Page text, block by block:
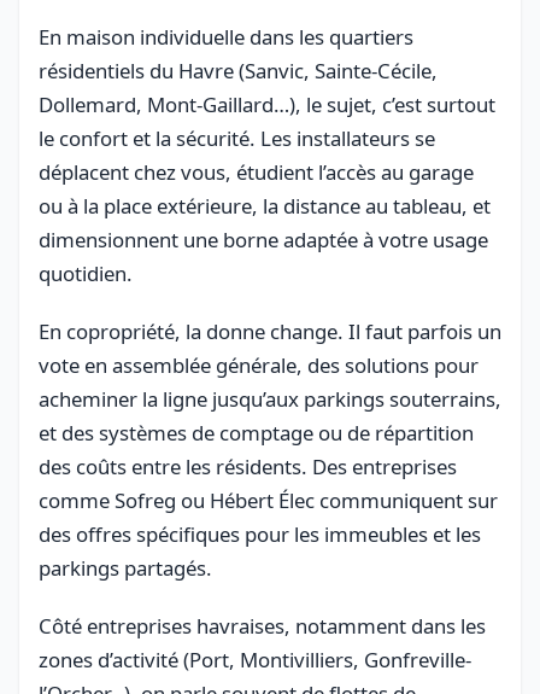
En maison individuelle dans les quartiers
résidentiels du Havre (Sanvic, Sainte-Cécile,
Dollemard, Mont-Gaillard…), le sujet, c’est surtout
le confort et la sécurité. Les installateurs se
déplacent chez vous, étudient l’accès au garage
ou à la place extérieure, la distance au tableau, et
dimensionnent une borne adaptée à votre usage
quotidien.
En copropriété, la donne change. Il faut parfois un
vote en assemblée générale, des solutions pour
acheminer la ligne jusqu’aux parkings souterrains,
et des systèmes de comptage ou de répartition
des coûts entre les résidents. Des entreprises
comme Sofreg ou Hébert Élec communiquent sur
des offres spécifiques pour les immeubles et les
parkings partagés.
Côté entreprises havraises, notamment dans les
zones d’activité (Port, Montivilliers, Gonfreville-